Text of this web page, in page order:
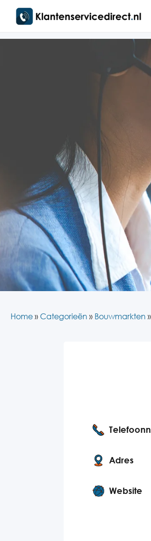
Home » Categorieën » Bouwmarkten »
Adres
Website